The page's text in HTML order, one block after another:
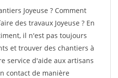
Joyeuse ? Comment
des travaux Joyeuse ? En
il n'est pas toujours
et trouver des chantiers à
service d'aide aux artisans
contact de manière